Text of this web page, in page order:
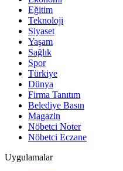
Eğitim
Teknoloji
Siyaset
Yaşam
Sağlık
Spor
Türkiye
Dünya
Firma Tanıtım
Belediye Basın
Magazin
Nöbetci Noter
Nöbetci Eczane
Uygulamalar